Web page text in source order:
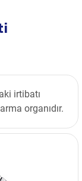
irtibatı
organıdır.